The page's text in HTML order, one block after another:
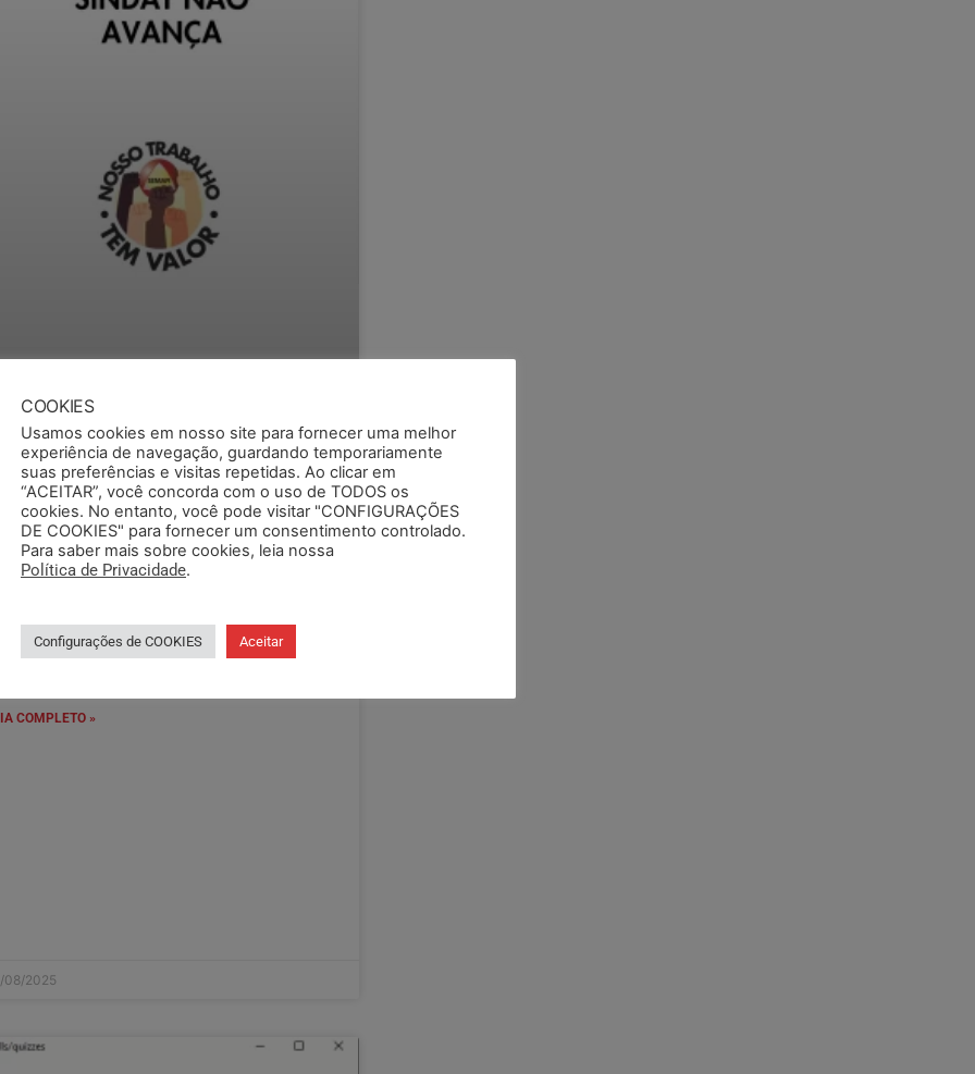
BASE 2025: NEGOCIAÇÃO
SINDAT NÃO AVANÇA
2025. O encontro, que ocorreu nesta quinta
não trouxe
COMPLETO »
08/2025
COOKIES
Usamos cookies em nosso site para fornecer uma melhor
experiência de navegação, guardando temporariamente
suas preferências e visitas repetidas. Ao clicar em
“ACEITAR”, você concorda com o uso de TODOS os
cookies. No entanto, você pode visitar "CONFIGURAÇÕES
DE COOKIES" para fornecer um consentimento controlado.
Para saber mais sobre cookies, leia nossa
Política de Privacidade.
Configurações de COOKIES Aceitar